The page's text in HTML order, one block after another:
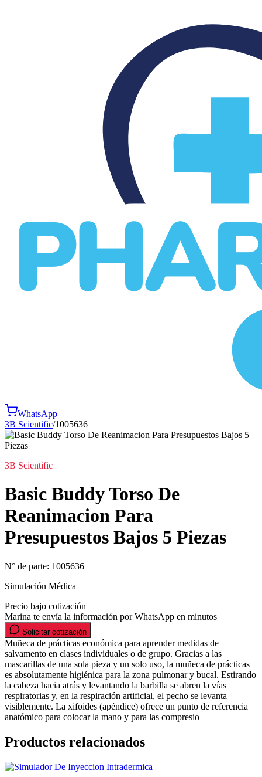
WhatsApp
3B Scientific/1005636
3B Scientific
Basic Buddy Torso De
Reanimacion Para
Presupuestos Bajos 5 Piezas
N° de parte: 1005636
Simulación Médica
Precio bajo cotización
Marina te envía la información por WhatsApp en minutos
Solicitar cotización
Muñeca de prácticas económica para aprender medidas de
salvamento en clases individuales o de grupo. Gracias a las
mascarillas de una sola pieza y un solo uso, la muñeca de prácticas
es absolutamente higiénica para la zona pulmonar y bucal. Estirando
la cabeza hacia atrás y levantando la barbilla se abren la vías
respiratorias y, en la respiración artificial, el pecho se levanta
visiblemente. La xifoides (apéndice) ofrece un punto de referencia
anatómico para colocar la mano y para las compresio
Productos relacionados